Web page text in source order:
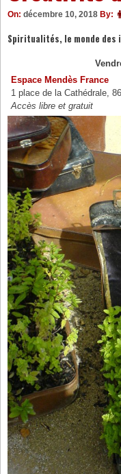
On: décembre 10, 2018 By:
Spiritualités, le monde des
Espace Mendès France
1 place de la Cathédrale,
Accès libre et gratuit